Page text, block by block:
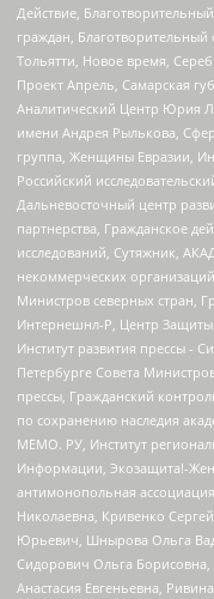
Действие,
граждан,
Тольятти, Новое время,
Проект Апрель, Самарская
Аналитический Центр Юрия
имени Андрея Рылькова,
группа, Женщины Евразии,
Российский
Дальневосточный центр
партнерства, Гражданское
исследований, Сутяжник,
некоммерческих
Министров северных стран,
Интернешнл-Р, Центр
Институт развития прессы -
Петербурге Совета
прессы, Гражданский
по сохранению наследия
МЕМО. РУ, Институт
Информации, Экозащита!-
антимонопольная
Николаевна, Кривенко
Юрьевич, Шнырова Ольга
Сидорович Ольга Борисовна,
Анастасия Евгеньевна,